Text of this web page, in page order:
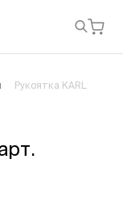
Рукоятка KARL